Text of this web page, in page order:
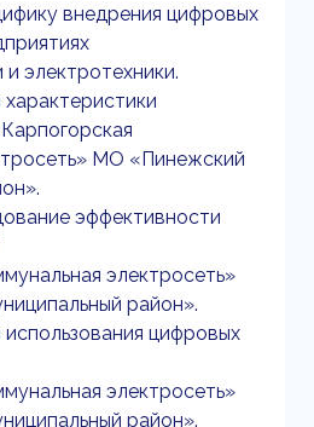
внедрения цифровых
электротехники.
МО «Пинежский
эффективности
электросеть»
район».
цифровых
электросеть»
район».